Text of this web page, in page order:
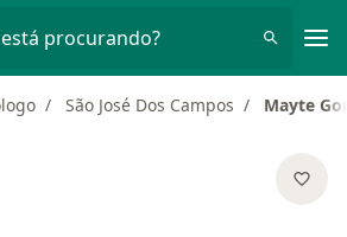
procurando?
São José Dos Campos Mayte